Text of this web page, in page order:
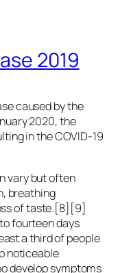
2019
caused by the
2020, the
in the COVID-19
vary but often
breathing
of taste.[8][9]
fourteen days
a third of people
noticeable
develop symptoms